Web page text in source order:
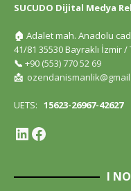
SUCUDO Dijital Medya
🏠 Adalet mah. Anadolu
41/81 35530 Bayraklı İzmir /
📞 +90 (553) 770 52 69
📩
UETS: 15623-26967-42627
I